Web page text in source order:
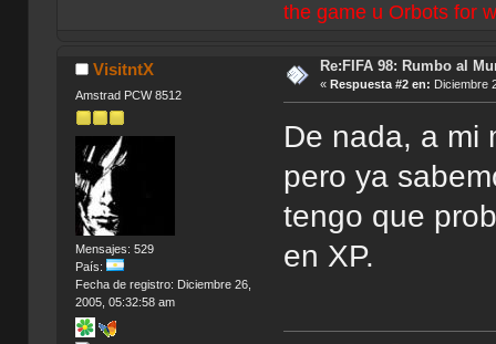
the game u Orbots for
VisitntX
Amstrad PCW 8512
Mensajes: 529
País:
Fecha de registro: Diciembre 26,
2005, 05:32:58 am
Re:FIFA 98: Rumbo al
« Respuesta #2 en: Diciembre
De nada, a mi
pero ya
tengo que
en XP.